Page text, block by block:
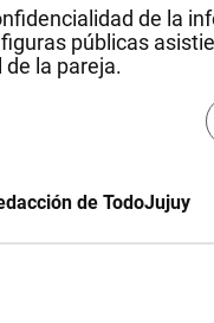
de la
públicas
la pareja.
de TodoJujuy